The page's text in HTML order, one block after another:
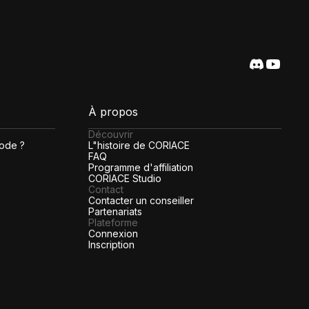
?
À propos
Découvrir
L"histoire de CORIACE
FAQ
Programme d'affiliation
CORIACE Studio
Contact
Contacter un conseiller
Partenariats
Plateforme
Connexion
Inscription